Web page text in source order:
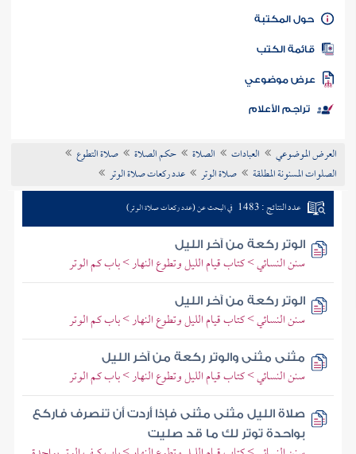
كتاب الأمة
المكتبة
الكتب
موضوعي
تراجم الأعلام
العرض الموضوعي العبادات الصلاة حكم الصلاة
صلاة التطوع
الصلوات المسنونة المطلقة
صلاة الوتر عدد ركعات صلاة الوتر
عدد النتائج : 1483 في البحث عن (عدد ركعات صلاة الوتر)
الوتر ركعة من آخر الليل
سنن النسائي > كتاب قيام الليل وتطوع النهار > باب كم الوتر
الوتر ركعة من آخر الليل
سنن النسائي > كتاب قيام الليل وتطوع النهار > باب كم الوتر
مثنى مثنى والوتر ركعة من آخر الليل
سنن النسائي > كتاب قيام الليل وتطوع النهار > باب كم الوتر
صلاة الليل مثنى مثنى فإذا أردت أن تنصرف فاركع
بواحدة توتر لك ما قد صليت